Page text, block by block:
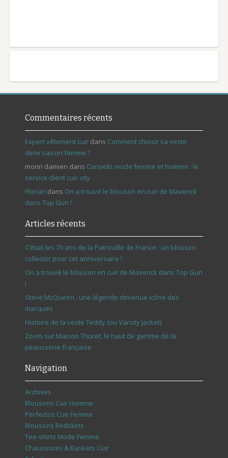
Commentaires récents
Expert vêtement cuirdans Comment choisir sa veste
demi saison femme ?
morin damien dans Conseils mode femme et homme : le
service client cuir-city
Florian dans On a trouvé le blouson en cuir de Maverick
dans Top Gun !
Articles récents
C’était les 70 ans de la Patrouille de France : un blouson
collector pour cet anniversaire !
On a trouvé le blouson en cuir de Maverick dans Top Gun
!
Steve McQueen : une légende devenue icône des
marques
Histoire de la veste Teddy (ou Varsity Jacket)
Zoom sur Maison Thuret, le haut de gamme de la
peausserie française
Navigation
Archives
Blousons Cuir Homme
Perfectos Cuir Femme
Blousons Redskins
Tee-shirts Mode Femme
Chaussures & Baskets Cuir